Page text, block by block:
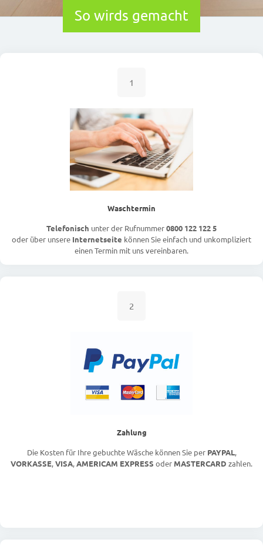
So wirds gemacht
1
Waschtermin
Telefonisch unter der Rufnummer0800 122 122 5
oder über unsere Internetseite können Sie einfach und unkompliziert
einen Termin mit uns vereinbaren.
2
Zahlung
Die Kosten für Ihre gebuchte Wäsche können Sie per PAYPAL,
VORKASSE,VISA,AMERICAM EXPRESS oder MASTERCARD zahlen.